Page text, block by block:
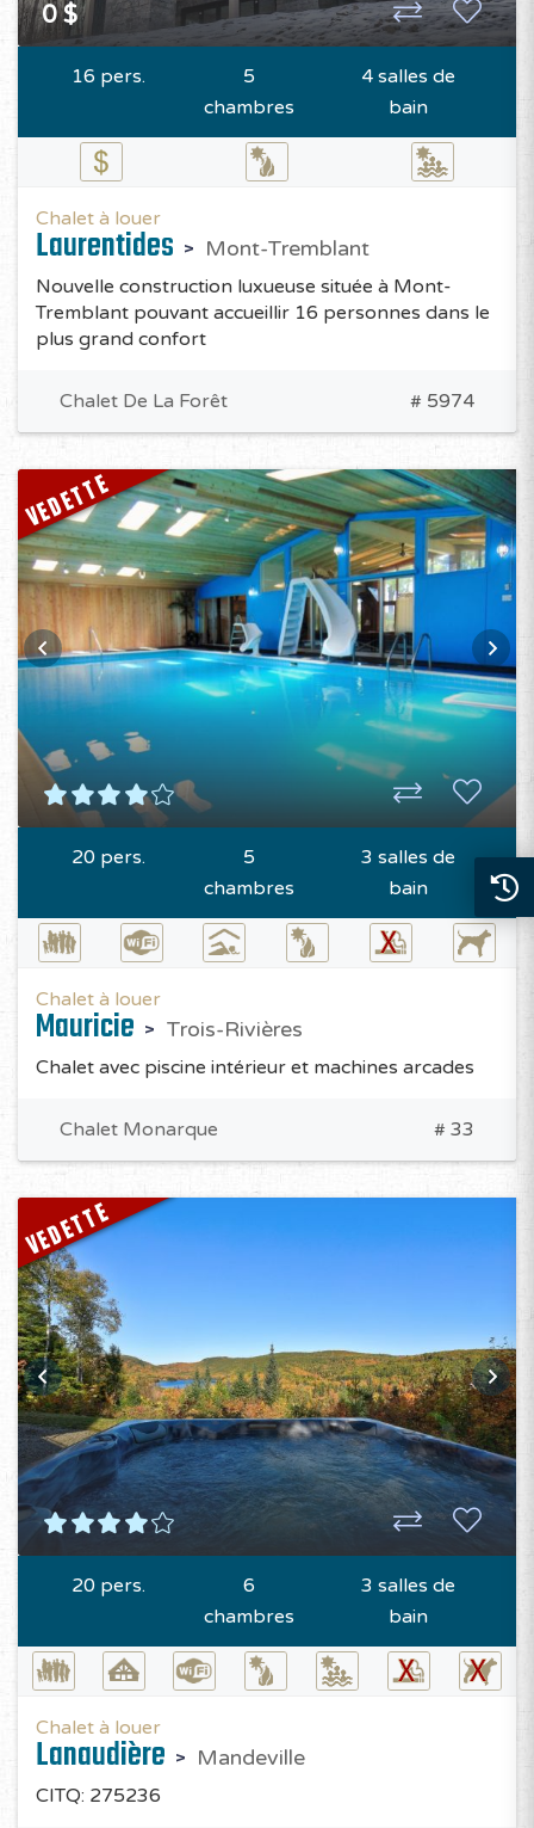
0 $
16 pers.
5
chambres
4 salles de
bain
Chalet à louer
Laurentides Mont-Tremblant
Nouvelle construction luxueuse située à Mont-
Tremblant pouvant accueillir 16 personnes dans le
plus grand confort
Chalet De La Forêt # 5974
VEDETTE
20 pers.
5
chambres
3 salles de
bain
Chalet à louer
Mauricie Trois-Rivières
Chalet avec piscine intérieur et machines arcades
Chalet Monarque # 33
VEDETTE
20 pers.
6
chambres
3 salles de
bain
Chalet à louer
Lanaudière Mandeville
CITQ: 275236